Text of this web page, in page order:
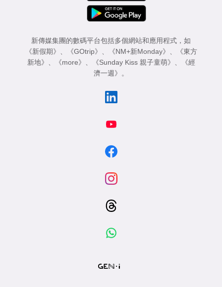
新傳媒集團的數碼平台包括多個網站和應用程式，如
《新假期》
《GOtrip》 《NM+新Monday》
《東方
新地》
《more》 《Sunday Kiss 親子童萌》
《經
濟一週》
。